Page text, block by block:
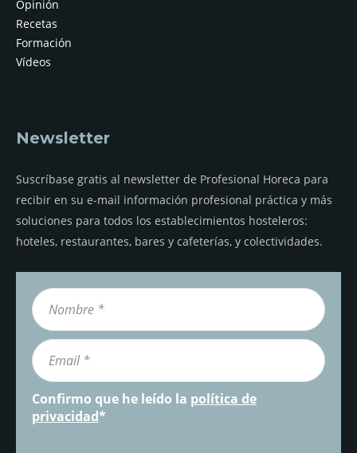
Opinión
Recetas
Formación
Vídeos
Newsletter
Suscríbase gratis al newsletter de Profesional Horeca para
recibir en su e-mail información profesional práctica y más
soluciones para todos los establecimientos hosteleros:
hoteles, restaurantes, bares y cafeterías, y colectividades.
Confirmo que he leído la política de
privacidad*